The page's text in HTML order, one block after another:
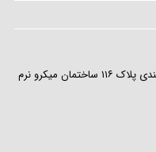
تهران، سهروردی شمالی خیابان شهید قندی پلاک ۱۱۶ ساختمان میکرو نرم